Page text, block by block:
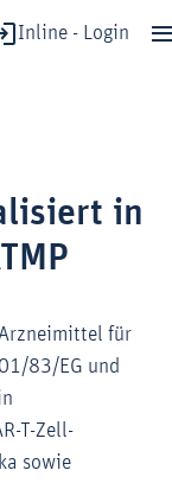
Inline - Login
in
für
83/EG und
T-Zell-
sowie